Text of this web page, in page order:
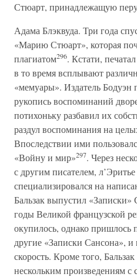
Стюарт, принадлежащую
Адама Блэквуда. Три года
«Марию Стюарт», которая
плагиатом296. Кстати,
в то время всплывают
«мемуары». Издатель
рукопись воспоминаний
потихоньку разбавил их
раздул воспоминания на
Впоследствии ими
«Войну и мир»297. Через
с другим писателем,
специализировался на
Бальзак выпустил «Записки»
годы Великой французской
окупилось, однако пришлось
другие «Записки Сансона», и
скорость. Кроме того,
нескольким произведениям